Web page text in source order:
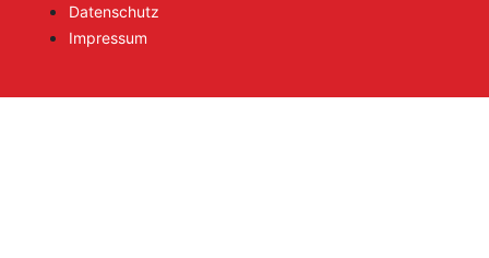
Datenschutz
Impressum